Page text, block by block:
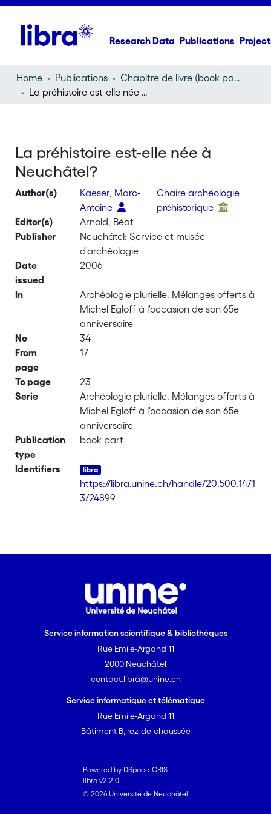
Research Data Publications
Home Publications
Chapitre de livre (book part)
La préhistoire est-elle née à Neuchâtel?
La préhistoire est-elle née à
Neuchâtel?
Author(s)
Kaeser, Marc-
Antoine
Chaire archéologie
préhistorique
Editor(s)
Arnold, Béat
Publisher
Neuchâtel: Service et musée
d'archéologie
Date
issued
2006
In
Archéologie plurielle. Mélanges offerts à
Michel Egloff à l'occasion de son 65e
anniversaire
No
34
From
page
17
To page
23
Serie
Archéologie plurielle. Mélanges offerts à
Michel Egloff à l'occasion de son 65e
anniversaire
Publication
type
book part
Identifiers
https://libra.unine.ch/handle/20.500.1471
3/24899
Service information scientifique & bibliothèques
Rue Emile-Argand 11
2000 Neuchâtel
contact.libra@unine.ch
Service informatique et télématique
Rue Emile-Argand 11
Bâtiment B, rez-de-chaussée
Powered by DSpace-CRIS
libra v2.2.0
© 2026 Université de Neuchâtel